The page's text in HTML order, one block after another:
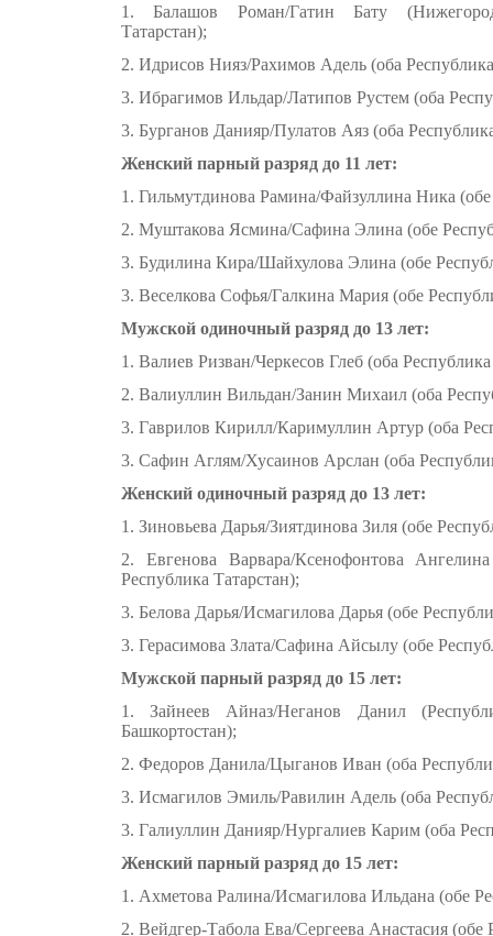
1. Балашов Роман/Гатин Бату
Татарстан);
2. Идрисов Нияз/Рахимов Адель (оба
3. Ибрагимов Ильдар/Латипов Рустем (оба
3. Бурганов Данияр/Пулатов Аяз (оба
Женский парный разряд до 11 лет:
1. Гильмутдинова Рамина/Файзуллина Ника (обе
2. Муштакова Ясмина/Сафина Элина (обе
3. Будилина Кира/Шайхулова Элина (обе
3. Веселкова Софья/Галкина Мария (обе
Мужской одиночный разряд до 13 лет:
1. Валиев Ризван/Черкесов Глеб (оба
2. Валиуллин Вильдан/Занин Михаил (оба
3. Гаврилов Кирилл/Каримуллин Артур (оба
3. Сафин Аглям/Хусаинов Арслан (оба
Женский одиночный разряд до 13 лет:
1. Зиновьева Дарья/Зиятдинова Зиля (обе
2. Евгенова Варвара/Ксенофонтова
Республика Татарстан);
3. Белова Дарья/Исмагилова Дарья (обе
3. Герасимова Злата/Сафина Айсылу (обе
Мужской парный разряд до 15 лет:
1. Зайнеев Айназ/Неганов Данил
Башкортостан);
2. Федоров Данила/Цыганов Иван (оба
3. Исмагилов Эмиль/Равилин Адель (оба
3. Галиуллин Данияр/Нургалиев Карим (оба
Женский парный разряд до 15 лет:
1. Ахметова Ралина/Исмагилова Ильдана (обе
2. Вейдгер-Табола Ева/Сергеева Анастасия (обе